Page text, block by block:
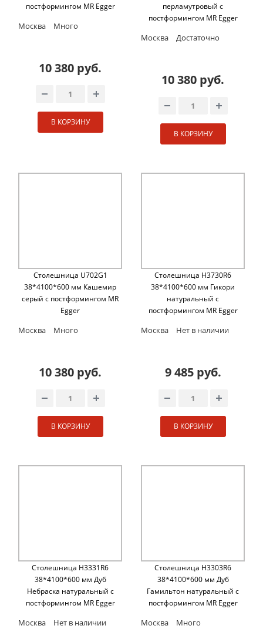
постформингом MR Egger
Москва Много
10 380 руб.
В КОРЗИНУ
перламутровый с
постформингом MR Egger
Москва Достаточно
10 380 руб.
В КОРЗИНУ
Столешница U702G1
38*4100*600 мм Кашемир
серый с постформингом MR
Egger
Москва Много
10 380 руб.
В КОРЗИНУ
Столешница H3730R6
38*4100*600 мм Гикори
натуральный с
постформингом MR Egger
Москва Нет в наличии
9 485 руб.
В КОРЗИНУ
Столешница H3331R6
38*4100*600 мм Дуб
Небраска натуральный с
постформингом MR Egger
Москва Нет в наличии
Столешница H3303R6
38*4100*600 мм Дуб
Гамильтон натуральный с
постформингом MR Egger
Москва Много